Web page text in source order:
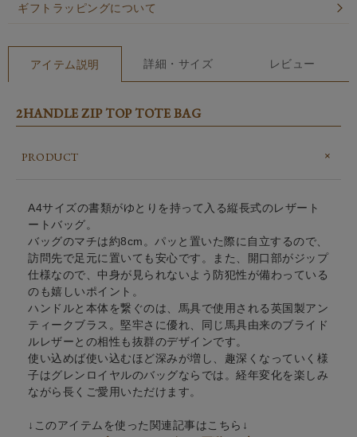
ギフトラッピングについて
アイテム説明 詳細・サイズ レビュー
2HANDLE ZIP TOP TOTE BAG
PRODUCT
A4サイズの書類がゆとりを持って入る縦長式のレザート
ートバッグ。
バッグのマチは約8cm。パッと置いた際に自立するので、
訪問先で足元に置いても安心です。また、開口部がジップ
仕様なので、中身が見られないよう防犯性が備わっている
のも嬉しいポイント。
ハンドルと本体を繋ぐのは、馬具で使用される英国製アン
ティークブラス。堅牢さに優れ、同じ馬具由来のブライド
ルレザーとの相性も抜群のデザインです。
使い込めば使い込むほど深みが増し、趣深くなっていく様
子はグレンロイヤルのバッグならでは。経年変化を楽しみ
ながら長くご愛用いただけます。
↓このアイテムを使った関連記事はこちら↓